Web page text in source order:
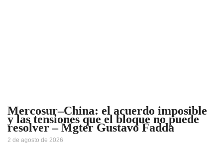
Mercosur–China: el acuerdo imposible
y las tensiones que el bloque no puede
resolver – Mgter Gustavo Fadda
2 de agosto de 2026